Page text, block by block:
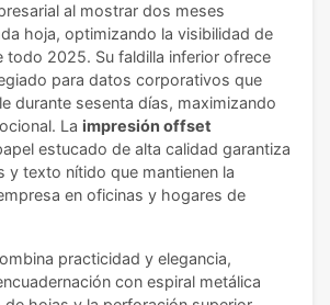
al mostrar dos meses
hoja, optimizando la visibilidad de
todo 2025. Su faldilla inferior ofrece
para datos corporativos que
durante sesenta días, maximizando
La impresión offset
estucado de alta calidad garantiza
y texto nítido que mantienen la
en oficinas y hogares de
practicidad y elegancia,
con espiral metálica